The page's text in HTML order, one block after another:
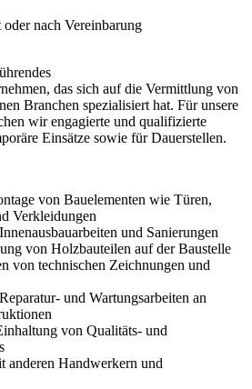
nach Vereinbarung
das sich auf die Vermittlung von
Branchen spezialisiert hat. Für unsere
wir engagierte und qualifizierte
Einsätze sowie für Dauerstellen.
von Bauelementen wie Türen,
Verkleidungen
und Sanierungen
von Holzbauteilen auf der Baustelle
von technischen Zeichnungen und
und Wartungsarbeiten an
von Qualitäts- und
anderen Handwerkern und